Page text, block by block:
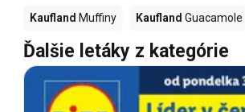
Kaufland Muffiny Kaufland Guacamole
Ďalšie letáky z kategórie